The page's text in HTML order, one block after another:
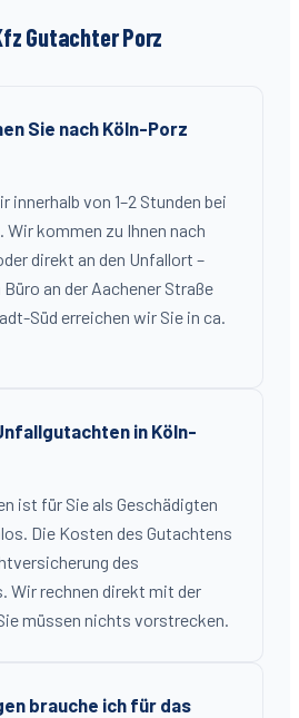
GutachterPorz
Sie nach Köln-Porz
innerhalb von 1–2 Stunden bei
Wir kommen zu Ihnen nach
direkt an den Unfallort –
an der Aachener Straße
Süd erreichen wir Sie in ca.
in Köln-
ist für Sie als Geschädigten
Die Kosten des Gutachtens
des
Wir rechnen direkt mit der
müssen nichts vorstrecken.
brauche ich für das